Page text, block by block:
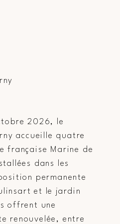
2026, le
accueille quatre
française Marine de
dans les
permanente
et le jardin
offrent une
renouvelée, entre